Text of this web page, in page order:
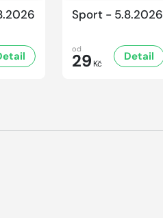
Sport - 5.8.2026
od
29 Kč
Detail